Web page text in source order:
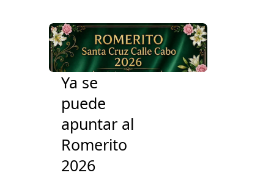
Ya se
puede
apuntar al
Romerito
2026